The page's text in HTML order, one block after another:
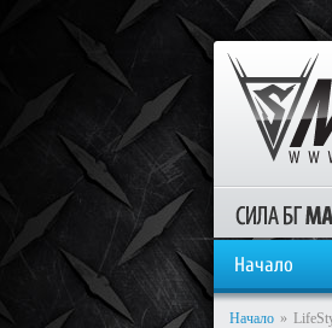
Начало
Начало »